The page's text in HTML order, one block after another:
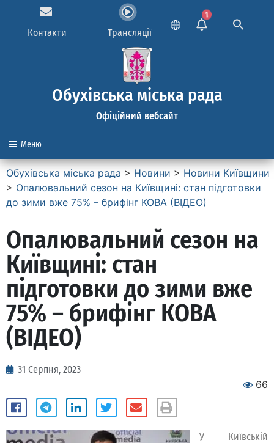
Контакти Трансляції
1
Обухівська міська рада
Офіційний вебсайт
Меню
Обухівська міська рада > Новини > Новини Київщини
> Опалювальний сезон на Київщині: стан підготовки
до зими вже 75% – брифінг КОВА (ВІДЕО)
Опалювальний сезон на
Київщині: стан
підготовки до зими вже
75% – брифінг КОВА
(ВІДЕО)
31 Серпня, 2023
66
У Київській